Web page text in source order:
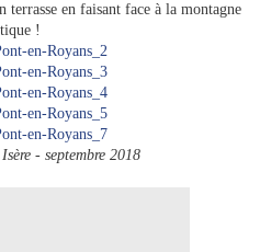
terrasse en faisant face à la montagne
!
- septembre 2018